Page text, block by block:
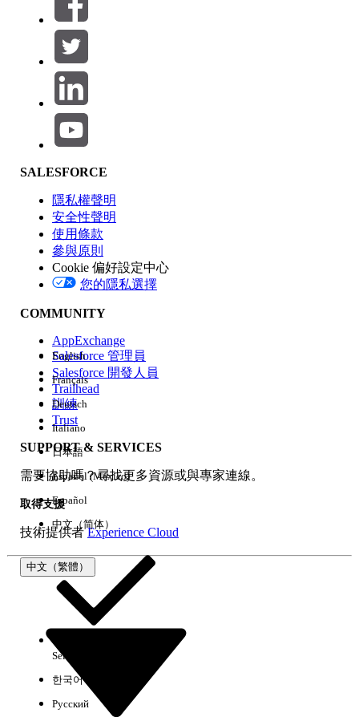
篩選條件： (0)
選取篩選
產品區域
功能影響
版本
經驗
SALESFORCE
隱私權聲明
安全性聲明
使用條款
參與原則
Cookie 偏好設定中心
您的隱私選擇
COMMUNITY
AppExchange
Salesforce 管理員
Salesforce 開發人員
Trailhead
訓練
Trust
SUPPORT & SERVICES
需要協助嗎？尋找更多資源或與專家連線。
取得支援
技術提供者Experience Cloud
中文（繁體）
English
Français
Deutsch
Italiano
日本語
Español (México)
Español
中文（简体）
Select Org
한국어
Русский